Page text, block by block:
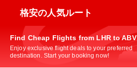
格安の人気ルート
Find Cheap Flights from LHR to ABV
Enjoy exclusive flight deals to your preferred
destination. Start your booking now!